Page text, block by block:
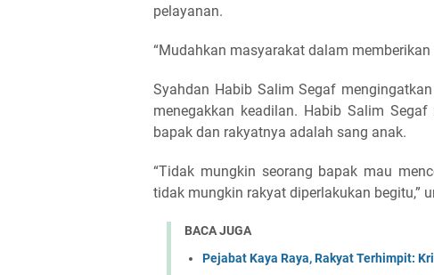
pelayanan.
“Mudahkan masyarakat dalam
Syahdan Habib Salim Segaf
menegakkan keadilan. Habib Salim
bapak dan rakyatnya adalah sang anak.
“Tidak mungkin seorang bapak mau
tidak mungkin rakyat diperlakukan begitu,”
BACA JUGA
Pejabat Kaya Raya, Rakyat Terhimpit: